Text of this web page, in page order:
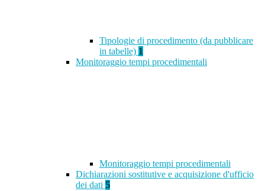
Tipologie di procedimento (da pubblicare
in tabelle) 1
Monitoraggio tempi procedimentali
Monitoraggio tempi procedimentali
Dichiarazioni sostitutive e acquisizione d'ufficio
dei dati 5